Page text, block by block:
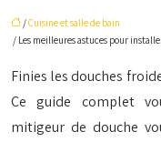
/Cuisine et salle de bain
/ Les meilleures astuces pour
Finies les douches
Ce guide complet
mitigeur de douche